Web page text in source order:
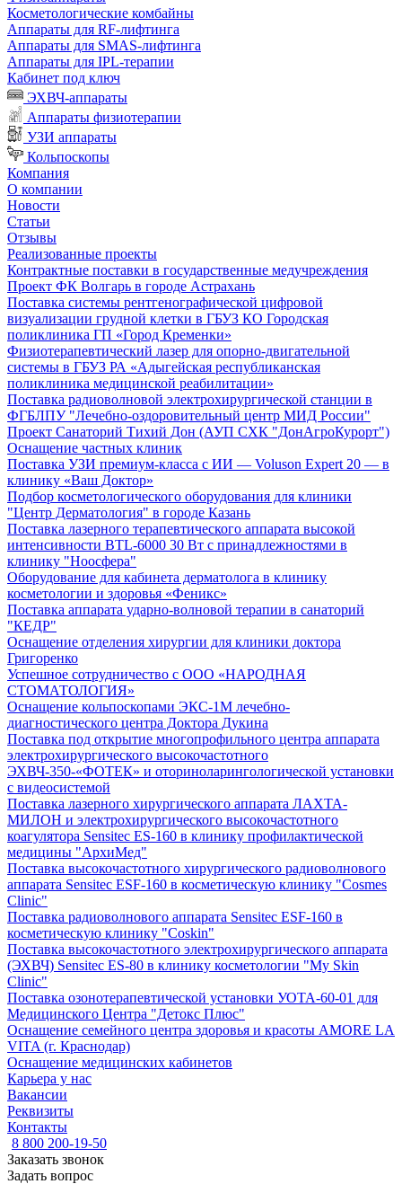
Косметологические комбайны
Аппараты для RF-лифтинга
Аппараты для SMAS-лифтинга
Аппараты для IPL-терапии
Кабинет под ключ
ЭХВЧ-аппараты
Аппараты физиотерапии
УЗИ аппараты
Кольпоскопы
Компания
О компании
Новости
Статьи
Отзывы
Реализованные проекты
Контрактные поставки в государственные медучреждения
Проект ФК Волгарь в городе Астрахань
Поставка системы рентгенографической цифровой
визуализации грудной клетки в ГБУЗ КО Городская
поликлиника ГП «Город Кременки»
Физиотерапевтический лазер для опорно-двигательной
системы в ГБУЗ РА «Адыгейская республиканская
поликлиника медицинской реабилитации»
Поставка радиоволновой электрохирургической станции в
ФГБЛПУ "Лечебно-оздоровительный центр МИД России"
Проект Санаторий Тихий Дон (АУП СХК "ДонАгроКурорт")
Оснащение частных клиник
Поставка УЗИ премиум-класса с ИИ — Voluson Expert 20 — в
клинику «Ваш Доктор»
Подбор косметологического оборудования для клиники
"Центр Дерматология" в городе Казань
Поставка лазерного терапевтического аппарата высокой
интенсивности BTL-6000 30 Вт с принадлежностями в
клинику "Ноосфера"
Оборудование для кабинета дерматолога в клинику
косметологии и здоровья «Феникс»
Поставка аппарата ударно-волновой терапии в санаторий
"КЕДР"
Оснащение отделения хирургии для клиники доктора
Григоренко
Успешное сотрудничество с ООО «НАРОДНАЯ
СТОМАТОЛОГИЯ»
Оснащение кольпоскопами ЭКС-1М лечебно-
диагностического центра Доктора Дукина
Поставка под открытие многопрофильного центра аппарата
электрохирургического высокочастотного
ЭХВЧ-350-«ФОТЕК» и оториноларингологической установки
с видеосистемой
Поставка лазерного хирургического аппарата ЛАХТА-
МИЛОН и электрохирургического высокочастотного
коагулятора Sensitec ES-160 в клинику профилактической
медицины "АрхиМед"
Поставка высокочастотного хирургического радиоволнового
аппарата Sensitec ESF-160 в косметическую клинику "Cosmes
Clinic"
Поставка радиоволнового аппарата Sensitec ESF-160 в
косметическую клинику "Coskin"
Поставка высокочастотного электрохирургического аппарата
(ЭХВЧ) Sensitec ES-80 в клинику косметологии "My Skin
Clinic"
Поставка озонотерапевтической установки УОТА-60-01 для
Медицинского Центра "Детокс Плюс"
Оснащение семейного центра здоровья и красоты AMORE LA
VITA (г. Краснодар)
Оснащение медицинских кабинетов
Карьера у нас
Вакансии
Реквизиты
Контакты
8 800 200-19-50
Заказать звонок
Задать вопрос